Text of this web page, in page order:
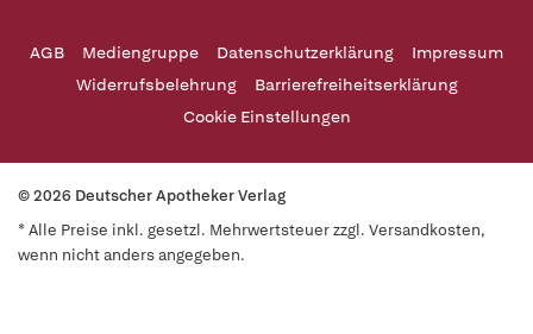
AGB Mediengruppe Datenschutzerklärung
Impressum
Widerrufsbelehrung
Barrierefreiheitserklärung
Cookie Einstellungen
© 2026 Deutscher Apotheker Verlag
* Alle Preise inkl. gesetzl. Mehrwertsteuer zzgl. Versandkosten,
wenn nicht anders angegeben.